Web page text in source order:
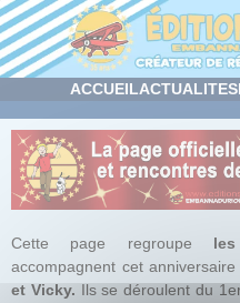
ACCUEILACTUALITES
Cette page regroupe
accompagnent cet anniversaire
et Vicky. Ils se déroulent du
Panneau de gestion des cookies